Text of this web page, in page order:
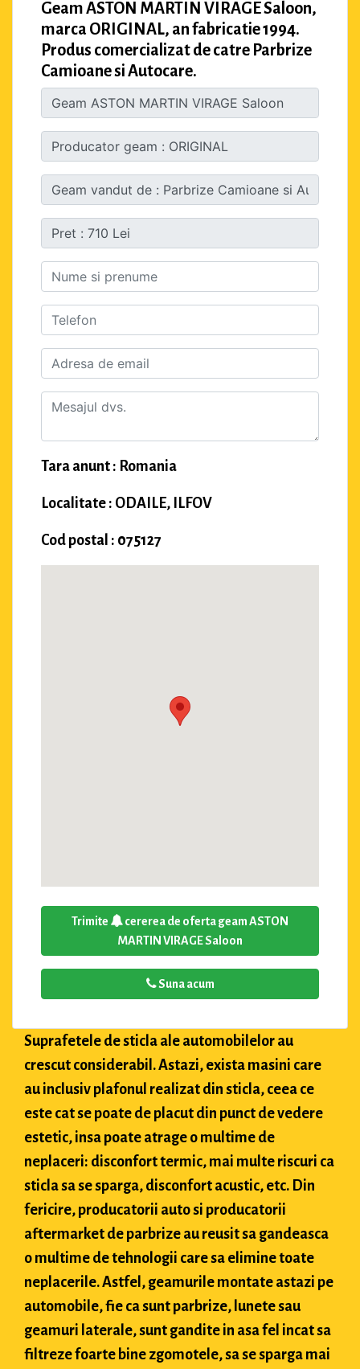
Geam ASTON MARTIN VIRAGE Saloon,
marca ORIGINAL, an fabricatie 1994.
Produs comercializat de catre Parbrize
Camioane si Autocare.
Tara anunt : Romania
Localitate : ODAILE, ILFOV
Cod postal : 075127
Trimite
cererea de oferta geam ASTON
MARTIN VIRAGE Saloon
Suna acum
Suprafetele de sticla ale automobilelor au
crescut considerabil. Astazi, exista masini care
au inclusiv plafonul realizat din sticla, ceea ce
este cat se poate de placut din punct de vedere
estetic, insa poate atrage o multime de
neplaceri: disconfort termic, mai multe riscuri ca
sticla sa se sparga, disconfort acustic, etc. Din
fericire, producatorii auto si producatorii
aftermarket de parbrize au reusit sa gandeasca
o multime de tehnologii care sa elimine toate
neplacerile. Astfel, geamurile montate astazi pe
automobile, fie ca sunt parbrize, lunete sau
geamuri laterale, sunt gandite in asa fel incat sa
filtreze foarte bine zgomotele, sa se sparga mai